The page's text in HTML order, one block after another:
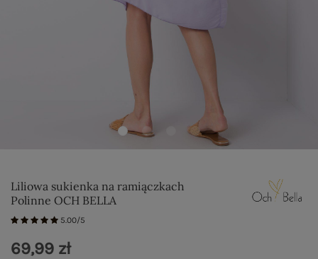
Liliowa sukienka na ramiączkach
Polinne OCH BELLA
5.00/5
69,99 zł